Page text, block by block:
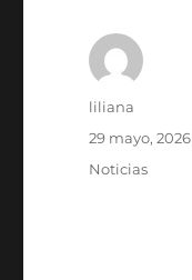
Autor
liliana
Publicado
29 mayo, 2026
Categorías
Noticias